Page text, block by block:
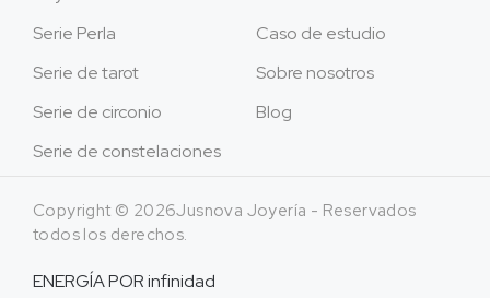
Serie Perla
Serie de tarot
Serie de circonio
Serie de constelaciones
Caso de estudio
Sobre nosotros
Blog
Copyright © 2026Jusnova Joyería - Reservados
todos los derechos.
ENERGÍA PORinfinidad